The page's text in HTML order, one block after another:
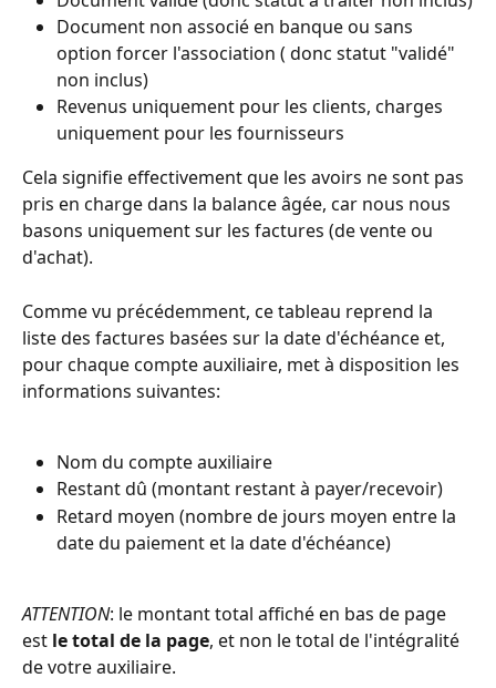
Document non associé en banque ou sans
option forcer l'association ( donc statut "validé"
non inclus)
Revenus uniquement pour les clients, charges
uniquement pour les fournisseurs
Cela signifie effectivement que les avoirs ne sont pas
pris en charge dans la balance âgée, car nous nous
basons uniquement sur les factures (de vente ou
d'achat).
Comme vu précédemment, ce tableau reprend la
liste des factures basées sur la date d'échéance et,
pour chaque compte auxiliaire, met à disposition les
informations suivantes:
Nom du compte auxiliaire
Restant dû (montant restant à payer/recevoir)
Retard moyen (nombre de jours moyen entre la
date du paiement et la date d'échéance)
ATTENTION: le montant total affiché en bas de page
est le total de la page, et non le total de l'intégralité
de votre auxiliaire.